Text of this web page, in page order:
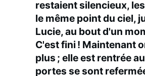
restaient silencieux,
le même point du ciel,
Lucie, au bout d'un
C'est fini ! Maintenant
plus ; elle est rentrée
portes se sont